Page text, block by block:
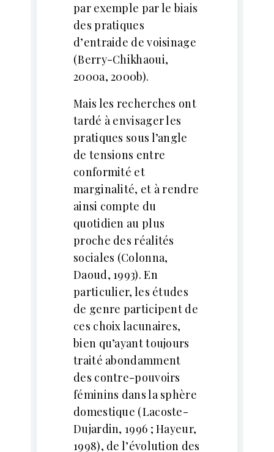
par exemple par le biais
des pratiques
d’entraide de voisinage
(Berry-Chikhaoui,
2000a, 2000b).
Mais les recherches ont
tardé à envisager les
pratiques sous l’angle
de tensions entre
conformité et
marginalité, et à rendre
ainsi compte du
quotidien au plus
proche des réalités
sociales (Colonna,
Daoud, 1993). En
particulier, les études
de genre participent de
ces choix lacunaires,
bien qu’ayant toujours
traité abondamment
des contre-pouvoirs
féminins dans la sphère
domestique (Lacoste-
Dujardin, 1996 ; Hayeur,
1998), de l’évolution des